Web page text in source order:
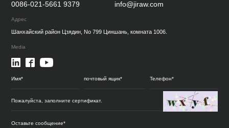
0086-021-5661 9379 info@jiraw.com
Адрес
Шанхайский район Цзядин, No 799 Циншань, комната 1006.
Media